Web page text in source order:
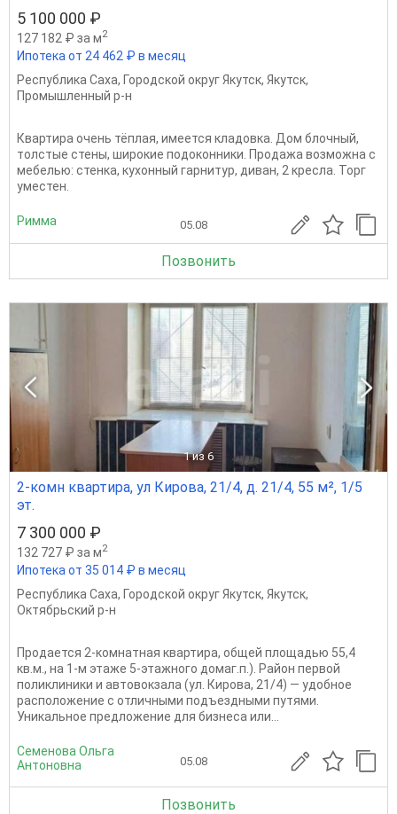
5 100 000 ₽
127 182 ₽ за м2
Ипотека от 24 462 ₽ в месяц
Республика Саха, Городской округ Якутск, Якутск,
Промышленный р-н
Квартира очень тёплая, имеется кладовка. Дом блочный,
толстые стены, широкие подоконники. Продажа возможна с
мебелью: стенка, кухонный гарнитур, диван, 2 кресла. Торг
уместен.
Римма 05.08
Позвонить
1 из 6
2-комн квартира, ул Кирова, 21/4, д. 21/4, 55 м², 1/5
эт.
7 300 000 ₽
132 727 ₽ за м2
Ипотека от 35 014 ₽ в месяц
Республика Саха, Городской округ Якутск, Якутск,
Октябрьский р-н
Продается 2-комнатная квартира, общей площадью 55,4
кв.м., на 1-м этаже 5-этажного домаг.п.). Район первой
поликлиники и автовокзала (ул. Кирова, 21/4) — удобное
расположение с отличными подъездными путями.
Уникальное предложение для бизнеса или...
Семенова Ольга
Антоновна
05.08
Позвонить